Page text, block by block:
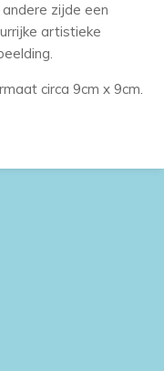
zijde een
artistieke
circa 9cm x 9cm.